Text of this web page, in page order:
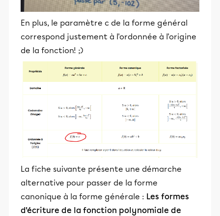
En plus, le paramètre c de la forme général
correspond justement à l'ordonnée à l'origine
de la fonction! ;)
La fiche suivante présente une démarche
alternative pour passer de la forme
canonique à la forme générale : Les formes
d'écriture de la fonction polynomiale de